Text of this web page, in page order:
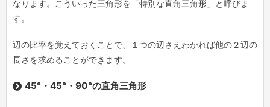
なります。こういった三角形を「特別な直角三角形」と呼びま
す。
辺の比率を覚えておくことで、１つの辺さえわかれば他の２辺の
長さを求めることができます。
45°・45°・90°の直角三角形